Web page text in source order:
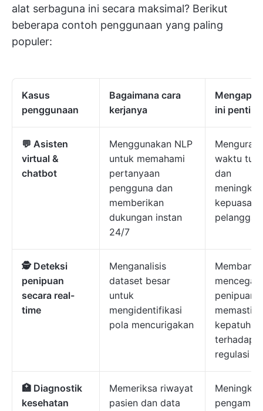
alat serbaguna ini secara maksimal? Berikut
beberapa contoh penggunaan yang paling
populer:
Kasus
penggunaan
Bagaimana cara
kerjanya
Mengapa
ini penting
💬 Asisten
virtual &
chatbot
Menggunakan NLP
untuk memahami
pertanyaan
pengguna dan
memberikan
dukungan instan
24/7
waktu
dan
kepuasan
pelanggan
🕵️ Deteksi
penipuan
secara real-
time
Menganalisis
dataset besar
untuk
mengidentifikasi
pola mencurigakan
Membantu
mencegah
penipuan
kepatuhan
terhadap
regulasi
🏥 Diagnostik
kesehatan
Memeriksa riwayat
pasien dan data